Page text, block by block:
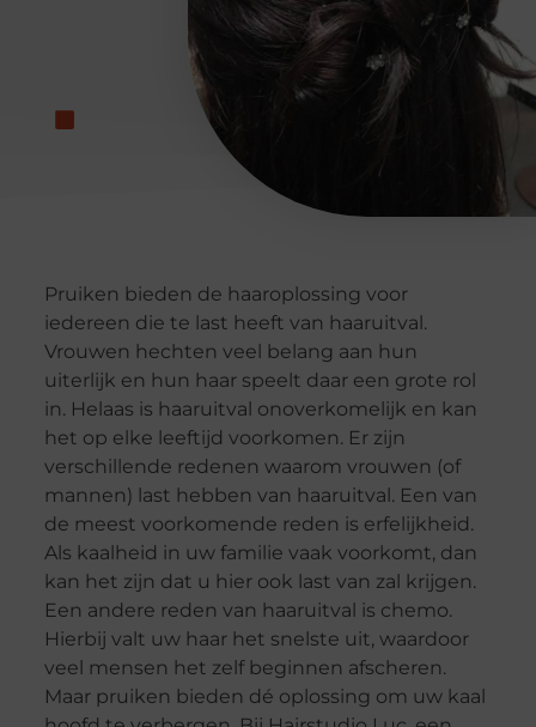
Pruiken bieden de haaroplossing voor
iedereen die te last heeft van haaruitval.
Vrouwen hechten veel belang aan hun
uiterlijk en hun haar speelt daar een grote rol
in. Helaas is haaruitval onoverkomelijk en kan
het op elke leeftijd voorkomen. Er zijn
verschillende redenen waarom vrouwen (of
mannen) last hebben van haaruitval. Een van
de meest voorkomende reden is erfelijkheid.
Als kaalheid in uw familie vaak voorkomt, dan
kan het zijn dat u hier ook last van zal krijgen.
Een andere reden van haaruitval is chemo.
Hierbij valt uw haar het snelste uit, waardoor
veel mensen het zelf beginnen afscheren.
Maar pruiken bieden dé oplossing om uw kaal